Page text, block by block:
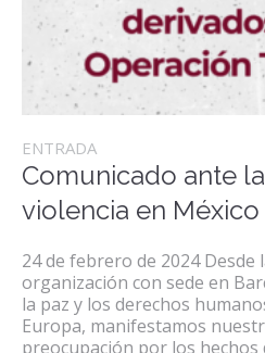
ENTRADA
Comunicado ante
violencia en México
24 de febrero de 2024 Desde
organización con sede en
la paz y los derechos
Europa, manifestamos
preocupación por los hechos